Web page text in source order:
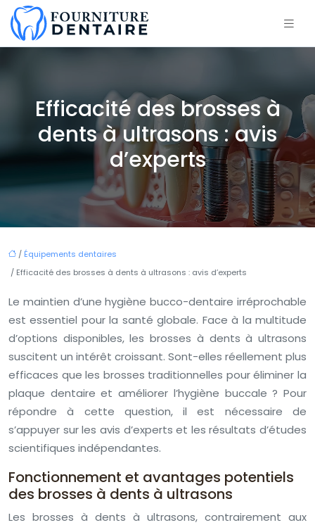
Efficacité des brosses à
dents à ultrasons : avis
d’experts
/ Équipements dentaires
/ Efficacité des brosses à dents à ultrasons : avis d’experts
Le maintien d’une hygiène bucco-dentaire irréprochable
est essentiel pour la santé globale. Face à la multitude
d’options disponibles, les brosses à dents à ultrasons
suscitent un intérêt croissant. Sont-elles réellement plus
efficaces que les brosses traditionnelles pour éliminer la
plaque dentaire et améliorer l’hygiène buccale ? Pour
répondre à cette question, il est nécessaire de
s’appuyer sur les avis d’experts et les résultats d’études
scientifiques indépendantes.
Fonctionnement et avantages potentiels
des brosses à dents à ultrasons
Les brosses à dents à ultrasons, contrairement aux